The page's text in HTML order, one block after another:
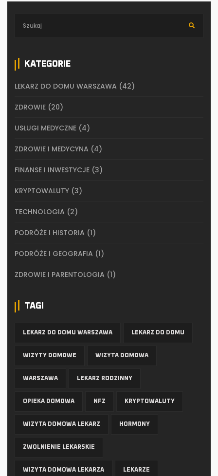
KATEGORIE
LEKARZ DO DOMU WARSZAWA (42)
ZDROWIE (20)
USŁUGI MEDYCZNE (4)
ZDROWIE I MEDYCYNA (4)
FINANSE I INWESTYCJE (3)
KRYPTOWALUTY (3)
TECHNOLOGIA (2)
PODRÓŻE I HISTORIA (1)
PODRÓŻE I GEOGRAFIA (1)
ZDROWIE I PARENTOLOGIA (1)
TAGI
LEKARZ DO DOMU WARSZAWA LEKARZ DO DOMU
WIZYTY DOMOWE WIZYTA DOMOWA
WARSZAWA LEKARZ RODZINNY
OPIEKA DOMOWA NFZ KRYPTOWALUTY
WIZYTA DOMOWA LEKARZ HORMONY
ZWOLNIENIE LEKARSKIE
WIZYTA DOMOWA LEKARZA LEKARZE